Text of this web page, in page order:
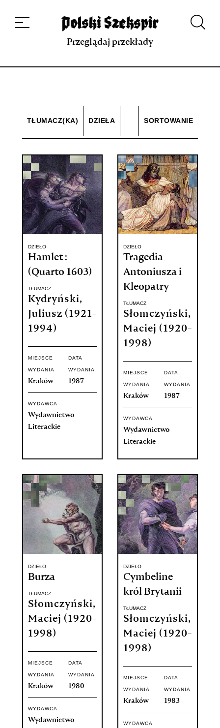
projekcie
Kontakt Indeks strony Aplikacja
Repozytorium XIX w.
Przeglądaj przekłady
TŁUMACZ(KA) DZIEŁA SORTOWANIE
DZIEŁO
Hamlet :
(Quarto 1603)
TŁUMACZ
Kydryński,
Juliusz (1921-
1994)
MIEJSCE
WYDANIA
Kraków
DATA
WYDANIA
1987
WYDAWCA
Wydawnictwo
Literackie
DZIEŁO
Tragedia
Antoniusza i
Kleopatry
TŁUMACZ
Słomczyński,
Maciej (1920-
1998)
MIEJSCE
WYDANIA
Kraków
DATA
WYDANIA
1987
WYDAWCA
Wydawnictwo
Literackie
DZIEŁO
Burza
TŁUMACZ
Słomczyński,
Maciej (1920-
1998)
MIEJSCE
WYDANIA
Kraków
DATA
WYDANIA
1980
WYDAWCA
Wydawnictwo
DZIEŁO
Cymbeline
król Brytanii
TŁUMACZ
Słomczyński,
Maciej (1920-
1998)
MIEJSCE
WYDANIA
Kraków
DATA
WYDANIA
1983
WYDAWCA